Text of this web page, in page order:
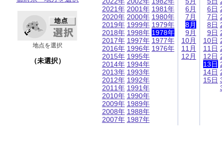
地点を選択
（未選択）
2021年
2020年
2019年
2018年
2017年
2016年
2015年
2014年
2013年
2012年
2011年
2010年
2009年
2008年
2007年
2001年
2000年
1999年
1998年
1997年
1996年
1995年
1994年
1993年
1992年
1991年
1990年
1989年
1988年
1987年
1981年
1980年
1979年
1978年
1977年
1976年
6月
7月
8月
9月
10月
11月
12月
6日
7日
8日
9日
10日
11日
12日
13日
14日
15日